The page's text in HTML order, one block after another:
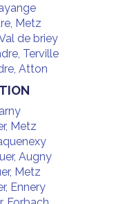
Metz
de briey
Terville
Atton
Metz
Augny
Metz
Ennery